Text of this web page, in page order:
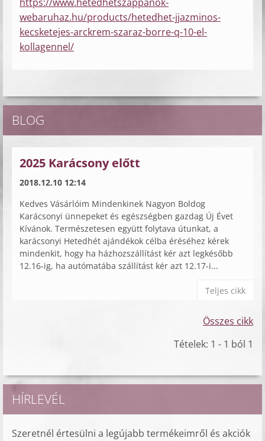
webaruhaz.hu/products/hetedhet-jjazminos-
kecsketejes-arckrem-szaraz-borre-q-10-el-
kollagennel/
BLOG
2025 Karácsony előtt
2018.12.10 12:14
Kedves Vásárlóim Mindenkinek Nagyon Boldog
Karácsonyi ünnepeket és egészségben gazdag Új Évet
Kívánok. Természetesen együtt folytava útunkat, a
karácsonyi Hetedhét ajándékok célba éréséhez kérek
mindenkit, hogy ha házhozszállítást kér azt legkésőbb
12.16-ig, ha autómatába szállítást kér azt 12.17-i...
Teljes cikk
Összes cikk
Tételek: 1 - 1 ból 1
HÍRLEVÉL
Szeretnél értesülni a legújabb termékeimről és akciók